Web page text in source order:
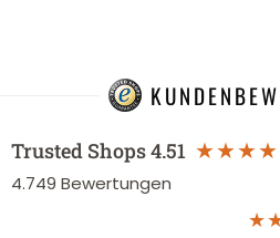
Trusted Shops4.51
4.749 Bewertungen